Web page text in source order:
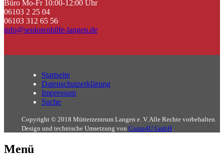
Büro Mo-Fr 10:00-12:00 Uhr
06103 2 25 04
06103 312 65 56
info@seniorenhilfe-langen.de
Startseite
Datenschutzerklärung
Impressum
Suche
Copyright © 2018 Mütterzentrum Langen e. V. Alle Rechte vorbehalten.
Design und technische Umsetzung von Comp4U GmbH.
Menü